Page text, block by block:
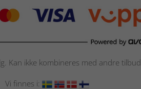
Kan ikke kombineres med andre tilbud.
Vi finnes i: